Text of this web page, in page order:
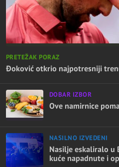
PRETEŽAK PORAZ
Đoković otkrio najpotresniji
DOBAR IZBOR
Ove namirnice
NASILNO IZVEDENI
Nasilje eskaliralo u
kuće napadnute i